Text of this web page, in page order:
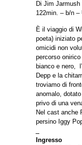
Di Jim Jarmush
122min. – b/n –
È il viaggio di
poeta) iniziato
omicidi non
percorso
bianco e nero,
Depp e la
troviamo di
anomalo,
privo di una
Nel cast anche
persino Iggy
Ingresso